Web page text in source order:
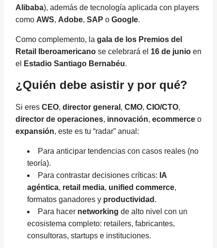
Alibaba), además de tecnología aplicada con players
como AWS, Adobe, SAP o Google.
Como complemento, la gala de los Premios del
Retail Iberoamericano se celebrará el 16 de junio en
el
Estadio Santiago Bernabéu.
¿Quién debe asistir y por qué?
Si eres CEO, director general , CMO, CIO/CTO,
director de operaciones, innovación, ecommerce o
expansión, este es tu “radar” anual:
Para anticipar tendencias con casos reales (no
teoría).
Para contrastar decisiones críticas: IA
agéntica, retail media, unified commerce,
formatos ganadores y productividad .
Para hacer networking de alto nivel con un
ecosistema completo: retailers, fabricantes,
consultoras, startups e instituciones.